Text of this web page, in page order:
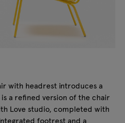
with headrest introduces a
a refined version of the chair
Love studio, completed with
footrest and a